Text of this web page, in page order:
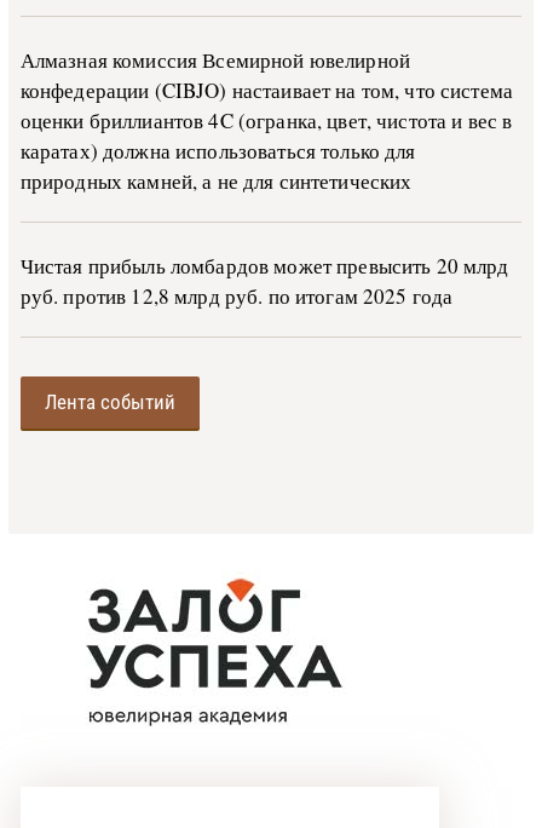
Алмазная комиссия Всемирной ювелирной
конфедерации (CIBJO) настаивает на том, что система
оценки бриллиантов 4C (огранка, цвет, чистота и вес в
каратах) должна использоваться только для
природных камней, а не для синтетических
Чистая прибыль ломбардов может превысить 20 млрд
руб. против 12,8 млрд руб. по итогам 2025 года
Лента событий